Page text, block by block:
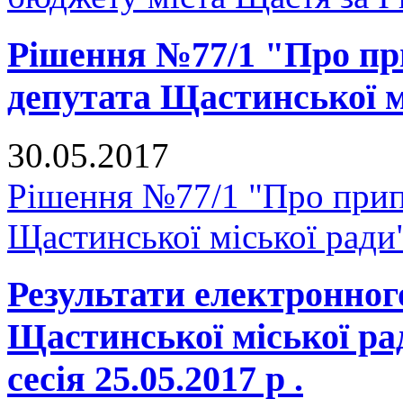
Рішення №77/1 "Про
депутата Щастинської
30.05.2017
Рішення №77/1 "Про
Щастинської міської
Результати
Щастинської міської
сесія 25.05.2017 р .